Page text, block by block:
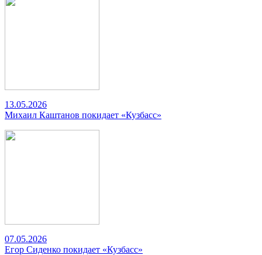
13.05.2026
Михаил Каштанов покидает «Кузбасс»
07.05.2026
Егор Сиденко покидает «Кузбасс»